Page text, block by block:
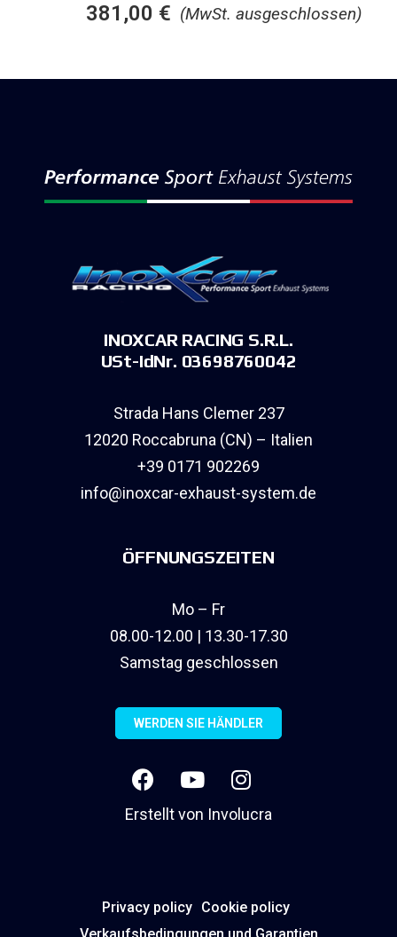
(MwSt. ausgeschlossen)
381,00 €
INOXCAR RACING S.R.L.
USt-IdNr. 03698760042
Strada Hans Clemer 237
12020 Roccabruna (CN) – Italien
+39 0171 902269
info@inoxcar-exhaust-system.de
ÖFFNUNGSZEITEN
Mo – Fr
08.00-12.00 | 13.30-17.30
Samstag geschlossen
WERDEN SIE HÄNDLER
Erstellt von Involucra
Privacy policy Cookie policy